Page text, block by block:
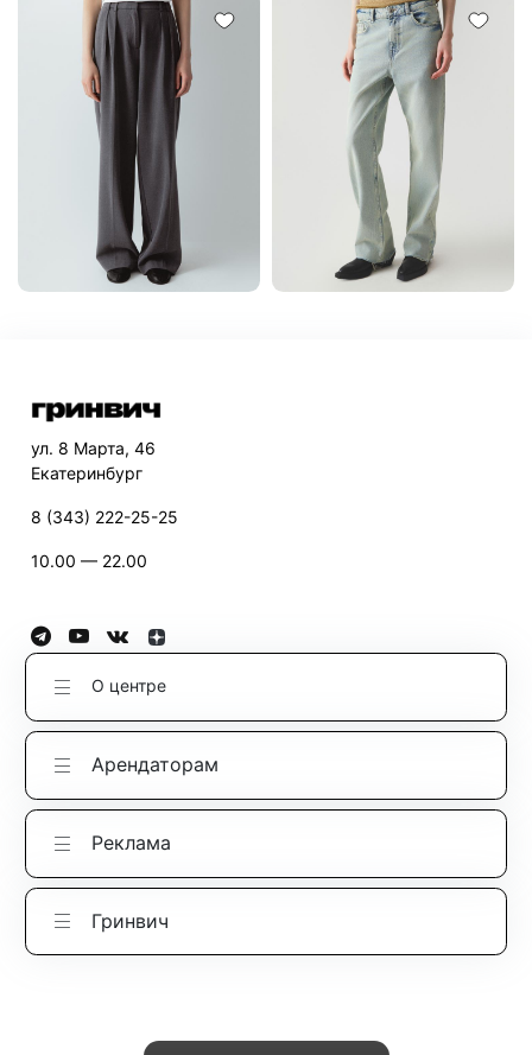
ул. 8 Марта, 46
Екатеринбург
8 (343) 222-25-25
10.00 — 22.00
О центре
Арендаторам
Реклама
Гринвич